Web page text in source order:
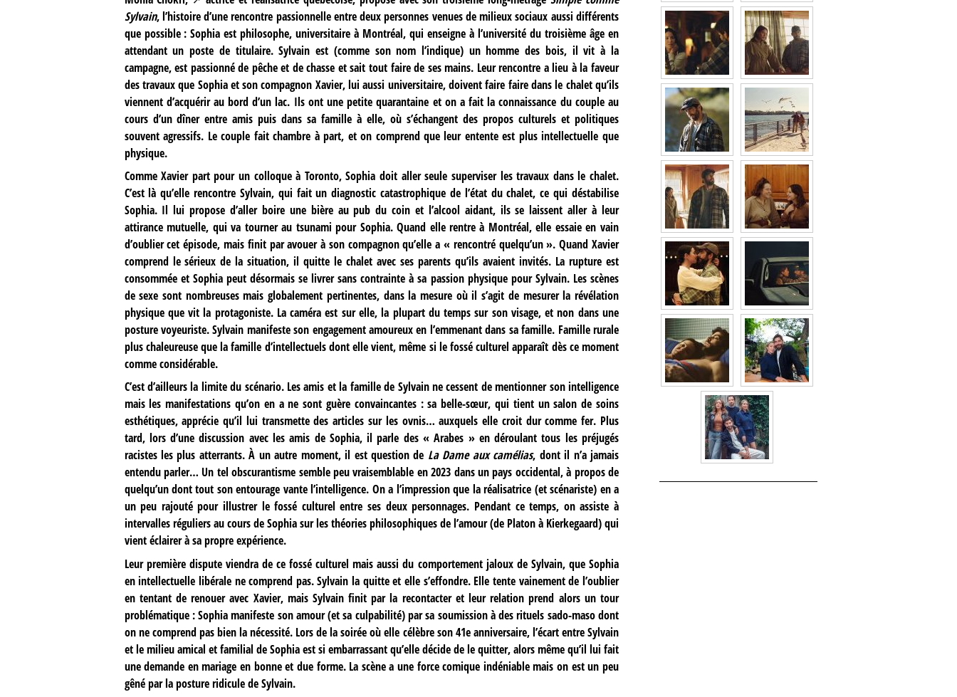
Sylvain, l’histoire d’une rencontre passionnelle entre deux personnes venues de milieux sociaux aussi différents
que possible : Sophia est philosophe, universitaire à Montréal, qui enseigne à l’université du troisième âge en
attendant un poste de titulaire. Sylvain est (comme son nom l’indique) un homme des bois, il vit à la
campagne, est passionné de pêche et de chasse et sait tout faire de ses mains. Leur rencontre a lieu à la faveur
des travaux que Sophia et son compagnon Xavier, lui aussi universitaire, doivent faire faire dans le chalet qu’ils
viennent d’acquérir au bord d’un lac. Ils ont une petite quarantaine et on a fait la connaissance du couple au
cours d’un dîner entre amis puis dans sa famille à elle, où s’échangent des propos culturels et politiques
souvent agressifs. Le couple fait chambre à part, et on comprend que leur entente est plus intellectuelle que
physique.
Comme Xavier part pour un colloque à Toronto, Sophia doit aller seule superviser les travaux dans le chalet.
C’est là qu’elle rencontre Sylvain, qui fait un diagnostic catastrophique de l’état du chalet, ce qui déstabilise
Sophia. Il lui propose d’aller boire une bière au pub du coin et l’alcool aidant, ils se laissent aller à leur
attirance mutuelle, qui va tourner au tsunami pour Sophia. Quand elle rentre à Montréal, elle essaie en vain
d’oublier cet épisode, mais finit par avouer à son compagnon qu’elle a « rencontré quelqu’un ». Quand Xavier
comprend le sérieux de la situation, il quitte le chalet avec ses parents qu’ils avaient invités. La rupture est
consommée et Sophia peut désormais se livrer sans contrainte à sa passion physique pour Sylvain. Les scènes
de sexe sont nombreuses mais globalement pertinentes, dans la mesure où il s’agit de mesurer la révélation
physique que vit la protagoniste. La caméra est sur elle, la plupart du temps sur son visage, et non dans une
posture voyeuriste. Sylvain manifeste son engagement amoureux en l’emmenant dans sa famille. Famille rurale
plus chaleureuse que la famille d’intellectuels dont elle vient, même si le fossé culturel apparaît dès ce moment
comme considérable.
C’est d’ailleurs la limite du scénario. Les amis et la famille de Sylvain ne cessent de mentionner son intelligence
mais les manifestations qu’on en a ne sont guère convaincantes : sa belle-sœur, qui tient un salon de soins
esthétiques, apprécie qu’il lui transmette des articles sur les ovnis… auxquels elle croit dur comme fer. Plus
tard, lors d’une discussion avec les amis de Sophia, il parle des « Arabes » en déroulant tous les préjugés
racistes les plus atterrants. À un autre moment, il est question de La Dame aux camélias, dont il n’a jamais
entendu parler… Un tel obscurantisme semble peu vraisemblable en 2023 dans un pays occidental, à propos de
quelqu’un dont tout son entourage vante l’intelligence. On a l’impression que la réalisatrice (et scénariste) en a
un peu rajouté pour illustrer le fossé culturel entre ses deux personnages. Pendant ce temps, on assiste à
intervalles réguliers au cours de Sophia sur les théories philosophiques de l’amour (de Platon à Kierkegaard) qui
vient éclairer à sa propre expérience.
Leur première dispute viendra de ce fossé culturel mais aussi du comportement jaloux de Sylvain, que Sophia
en intellectuelle libérale ne comprend pas. Sylvain la quitte et elle s’effondre. Elle tente vainement de l’oublier
en tentant de renouer avec Xavier, mais Sylvain finit par la recontacter et leur relation prend alors un tour
problématique : Sophia manifeste son amour (et sa culpabilité) par sa soumission à des rituels sado-maso dont
on ne comprend pas bien la nécessité. Lors de la soirée où elle célèbre son 41e anniversaire, l’écart entre Sylvain
et le milieu amical et familial de Sophia est si embarrassant qu’elle décide de le quitter, alors même qu’il lui fait
une demande en mariage en bonne et due forme. La scène a une force comique indéniable mais on est un peu
gêné par la posture ridicule de Sylvain.